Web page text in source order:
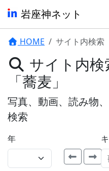
岩座神ネット
HOME サイト内検索
サイト内検
「蕎麦」
写真、動画、読み物
検索
年